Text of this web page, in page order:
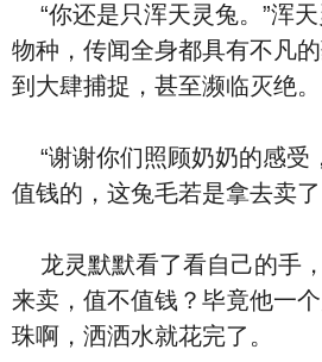
“你还是只浑天灵兔。”浑
物种，传闻全身都具有不凡
到大肆捕捉，甚至濒临灭绝。
“谢谢你们照顾奶奶的感受
值钱的，这兔毛若是拿去卖
龙灵默默看了看自己的手
来卖，值不值钱？毕竟他一
珠啊，洒洒水就花完了。